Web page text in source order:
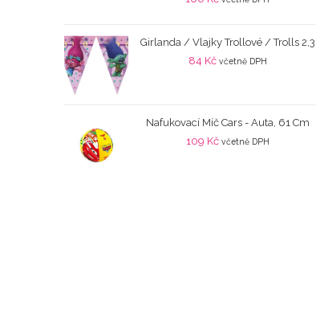
Girlanda / Vlajky Trollové / Trolls 2,3
84 Kč včetně DPH
Nafukovací Míč Cars - Auta, 61 Cm
109 Kč včetně DPH